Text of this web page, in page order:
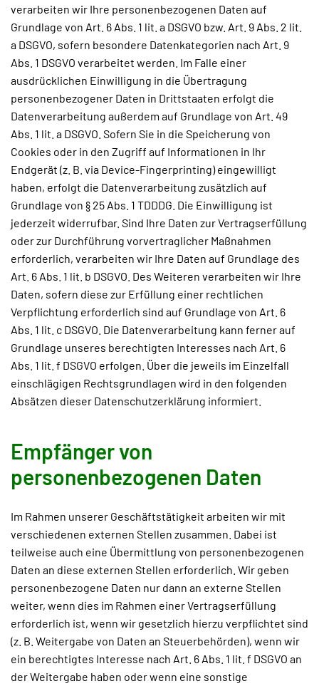
verarbeiten wir Ihre personenbezogenen Daten auf
Grundlage von Art. 6 Abs. 1 lit. a DSGVO bzw. Art. 9 Abs. 2 lit.
a DSGVO, sofern besondere Datenkategorien nach Art. 9
Abs. 1 DSGVO verarbeitet werden. Im Falle einer
ausdrücklichen Einwilligung in die Übertragung
personenbezogener Daten in Drittstaaten erfolgt die
Datenverarbeitung außerdem auf Grundlage von Art. 49
Abs. 1 lit. a DSGVO. Sofern Sie in die Speicherung von
Cookies oder in den Zugriff auf Informationen in Ihr
Endgerät (z. B. via Device-Fingerprinting) eingewilligt
haben, erfolgt die Datenverarbeitung zusätzlich auf
Grundlage von § 25 Abs. 1 TDDDG. Die Einwilligung ist
jederzeit widerrufbar. Sind Ihre Daten zur Vertragserfüllung
oder zur Durchführung vorvertraglicher Maßnahmen
erforderlich, verarbeiten wir Ihre Daten auf Grundlage des
Art. 6 Abs. 1 lit. b DSGVO. Des Weiteren verarbeiten wir Ihre
Daten, sofern diese zur Erfüllung einer rechtlichen
Verpflichtung erforderlich sind auf Grundlage von Art. 6
Abs. 1 lit. c DSGVO. Die Datenverarbeitung kann ferner auf
Grundlage unseres berechtigten Interesses nach Art. 6
Abs. 1 lit. f DSGVO erfolgen. Über die jeweils im Einzelfall
einschlägigen Rechtsgrundlagen wird in den folgenden
Absätzen dieser Datenschutzerklärung informiert.
Empfänger von
personenbezogenen Daten
Im Rahmen unserer Geschäftstätigkeit arbeiten wir mit
verschiedenen externen Stellen zusammen. Dabei ist
teilweise auch eine Übermittlung von personenbezogenen
Daten an diese externen Stellen erforderlich. Wir geben
personenbezogene Daten nur dann an externe Stellen
weiter, wenn dies im Rahmen einer Vertragserfüllung
erforderlich ist, wenn wir gesetzlich hierzu verpflichtet sind
(z. B. Weitergabe von Daten an Steuerbehörden), wenn wir
ein berechtigtes Interesse nach Art. 6 Abs. 1 lit. f DSGVO an
der Weitergabe haben oder wenn eine sonstige